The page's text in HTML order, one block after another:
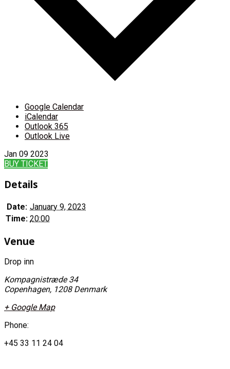
Google Calendar
iCalendar
Outlook 365
Outlook Live
Jan 09 2023
BUY TICKET
Details
Date: January 9, 2023
Time: 20:00
Venue
Drop inn
Kompagnistræde 34
Copenhagen, 1208 Denmark
+ Google Map
Phone:
+45 33 11 24 04